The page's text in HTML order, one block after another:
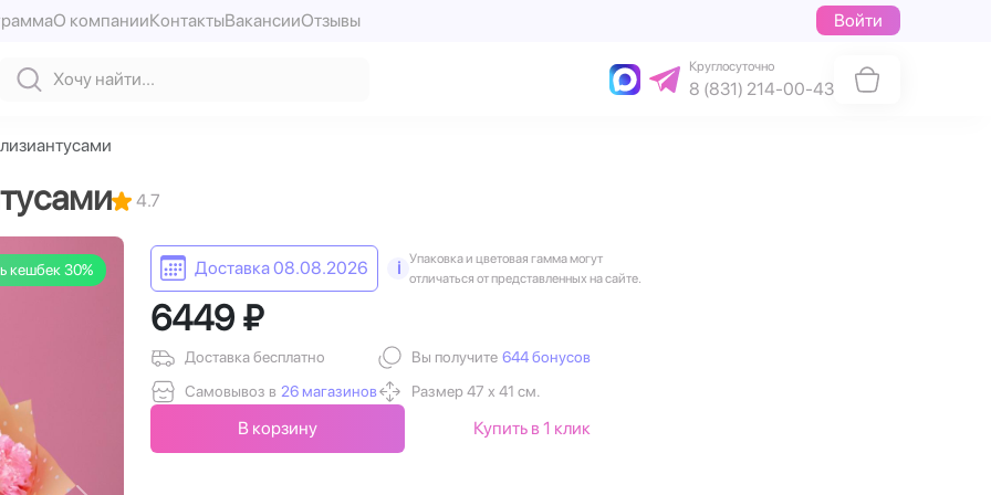
О компанииКонтактыВакансииОтзывы Войти
Круглосуточно
8 (831) 214-00-43
лизиантусами
4.7
кешбек 30% Доставка 08.08.2026 i
Упаковка и цветовая гамма могут
отличаться от представленных на сайте.
6449 ₽
Доставка бесплатно
Самовывоз в 26 магазинов
Вы получите 644 бонусов
Размер 47 х 41 см.
В корзину Купить в 1 клик